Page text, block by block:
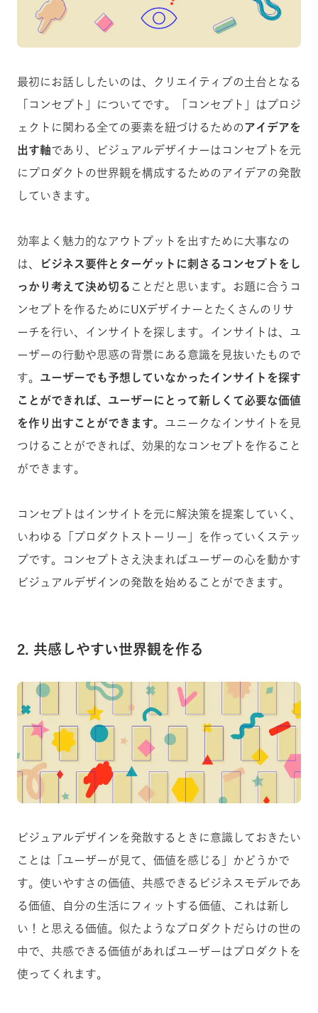
最初にお話ししたいのは、クリエイティブの土台となる
「コンセプト」についてです。「コンセプト」はプロジ
ェクトに関わる全ての要素を紐づけるためのアイデアを
出す軸であり、ビジュアルデザイナーはコンセプトを元
にプロダクトの世界観を構成するためのアイデアの発散
していきます。
効率よく魅力的なアウトプットを出すために大事なの
は、
ビジネス要件とターゲットに刺さるコンセプトをし
っかり考えて決め切る ことだと思います。お題に合うコ
ンセプトを作るためにUXデザイナーとたくさんのリサ
ーチを行い、インサイトを探します。インサイトは、ユ
ーザーの行動や思惑の背景にある意識を見抜いたもので
す。 ユーザーでも予想していなかったインサイトを探す
ことができれば、ユーザーにとって新しくて必要な価値
を作り出すことができます。 ユニークなインサイトを見
つけることができれば、効果的なコンセプトを作ること
ができます。
コンセプトはインサイトを元に解決策を提案していく、
いわゆる「プロダクトストーリー」を作っていくステッ
プです。コンセプトさえ決まればユーザーの心を動かす
ビジュアルデザインの発散を始めることができます。
2. 共感しやすい世界観を作る
ビジュアルデザインを発散するときに意識しておきたい
ことは「ユーザーが見て、価値を感じる」かどうかで
す。使いやすさの価値、共感できるビジネスモデルであ
る価値、自分の生活にフィットする価値、これは新し
い！と思える価値。似たようなプロダクトだらけの世の
中で、共感できる価値があればユーザーはプロダクトを
使ってくれます。